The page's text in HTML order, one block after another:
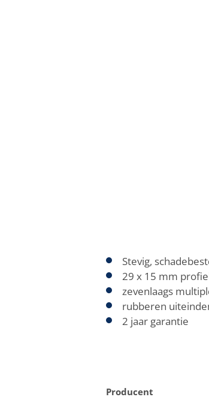
Stevig,
29 x 15 mm
zevenlaags
rubberen
2 jaar garantie
Producent